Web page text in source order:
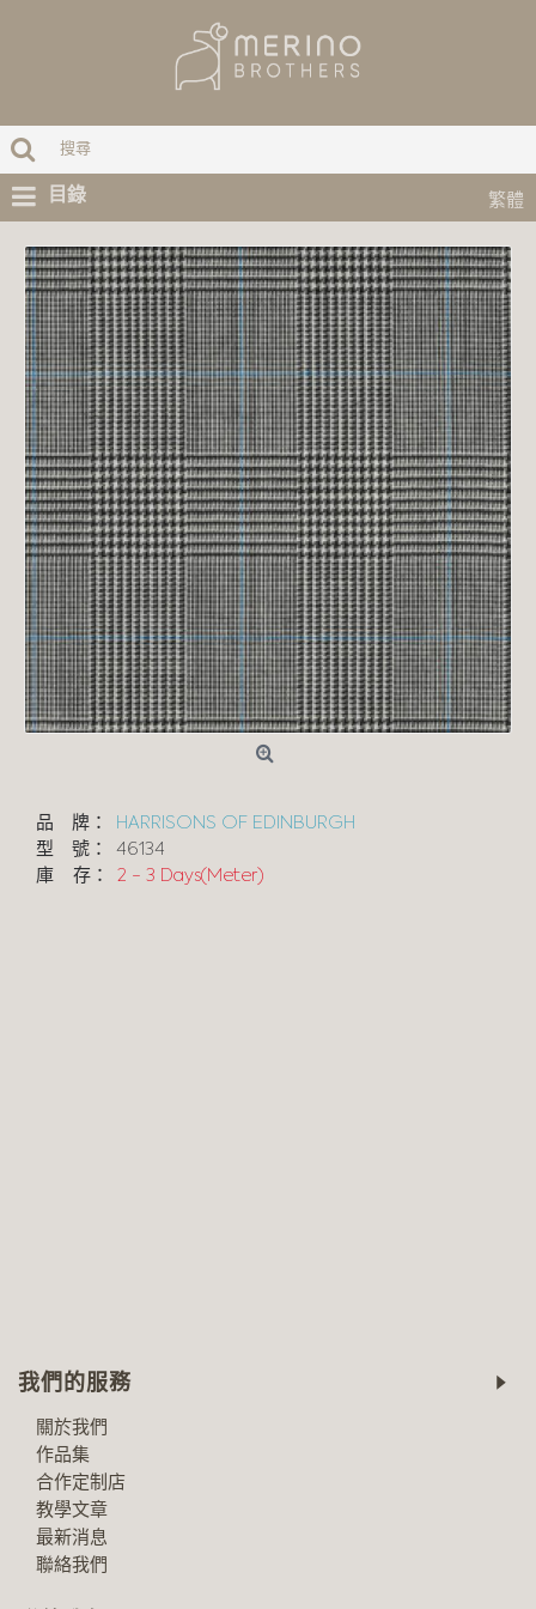
繁體
目錄
品 牌：
HARRISONS OF EDINBURGH
型 號：
46134
庫 存：
2 - 3 Days(Meter)
我們的服務
關於我們
作品集
合作定制店
教學文章
最新消息
聯絡我們